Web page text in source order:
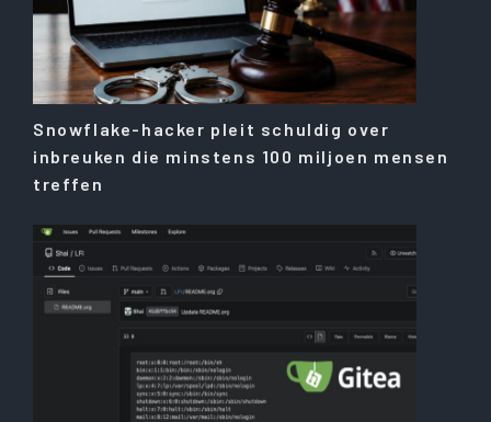
Snowflake-hacker pleit schuldig over
inbreuken die minstens 100 miljoen mensen
treffen